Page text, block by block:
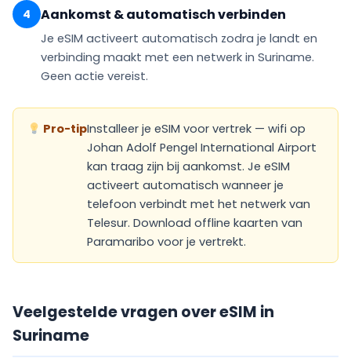
4 Aankomst & automatisch verbinden
Je eSIM activeert automatisch zodra je landt en
verbinding maakt met een netwerk in Suriname.
Geen actie vereist.
Pro-tipInstalleer je eSIM voor vertrek — wifi op
Johan Adolf Pengel International Airport
kan traag zijn bij aankomst. Je eSIM
activeert automatisch wanneer je
telefoon verbindt met het netwerk van
Telesur. Download offline kaarten van
Paramaribo voor je vertrekt.
Veelgestelde vragen over eSIM in
Suriname